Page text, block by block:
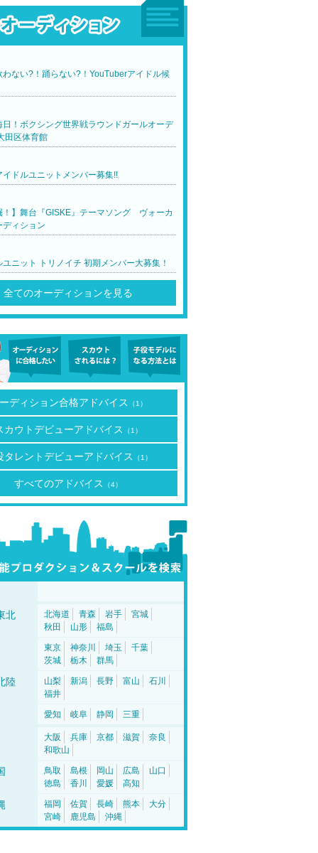
わない?！踊らない?！YouTuberアイドル候
日！ボクシング世界戦ラウンドガールオーデ
田区体育館
イドルユニットメンバー募集!!
！】舞台『GISKE』テーマソング ヴォーカ
ディション
ニット トリノイチ 初期メンバー大募集！
全てのオーディションを見る
ディション合格アドバイス （1）
カウトデビューアドバイス （1）
タレントデビューアドバイス （1）
すべてのアドバイス （4）
北 北海道 青森 岩手
宮城
秋田
山形 福島
東京 神奈川 埼玉
千葉
茨城
栃木 群馬
陸 山梨 新潟 長野 富山
石川
福井
愛知 岐阜 静岡 三重
大阪 兵庫 京都 滋賀
奈良
和歌山
鳥取 島根 岡山 広島
山口
徳島
香川 愛媛 高知
福岡 佐賀 長崎 熊本
大分
宮崎
鹿児島 沖縄